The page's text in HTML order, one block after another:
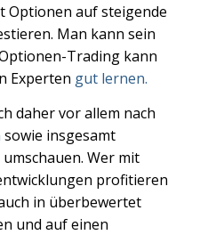
Optionen auf steigende
Man kann sein
Trading kann
Experten gut lernen.
daher vor allem nach
sowie insgesamt
Wer mit
profitieren
in überbewertet
und auf einen